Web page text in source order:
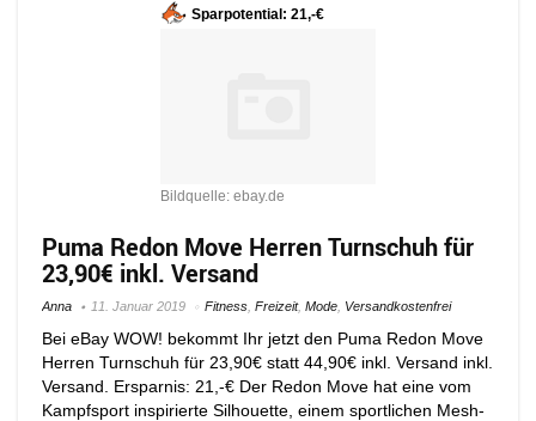
Sparpotential: 21,-€
Bildquelle: ebay.de
Puma Redon Move Herren Turnschuh für
23,90€ inkl. Versand
Anna 11. Januar 2019 Fitness Freizeit, Mode Versandkostenfrei
Bei eBay WOW! bekommt Ihr jetzt den Puma Redon Move
Herren Turnschuh für 23,90€ statt 44,90€ inkl. Versand inkl.
Versand. Ersparnis: 21,-€ Der Redon Move hat eine vom
Kampfsport inspirierte Silhouette, einem sportlichen Mesh-